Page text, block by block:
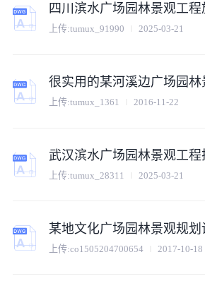
上传:tumux_91990 2025-03-21
上传:tumux_1361 2016-11-22
上传:tumux_28311 2025-03-21
上传:co1505204700654 2017-10-18